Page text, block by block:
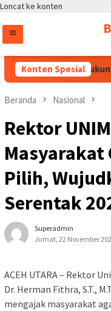
Loncat ke konten
Konten Spesial
HAM Perlu
Beranda Nasional
Rektor
Masyarakat
Pilih,
Serentak
Superadmin
Jumat, 22 November
ACEH UTARA – Rektor
Dr. Herman Fithra, S.T.,
mengajak masyarakat